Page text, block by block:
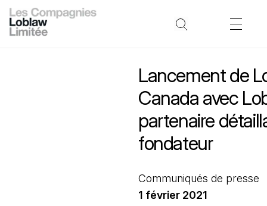
Lancement de
Canada avec
partenaire
fondateur
Communiqués de presse
1 février 2021